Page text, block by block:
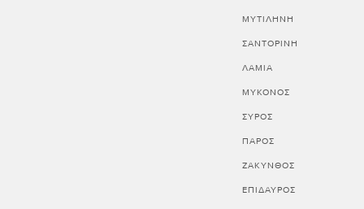
ΜΥΤΙΛΗΝΗ
ΣΑΝΤΟΡΙΝΗ
ΛΑΜΙΑ
ΜΥΚΟΝΟΣ
ΣΥΡΟΣ
ΠΑΡΟΣ
ΖΑΚΥΝΘΟΣ
ΕΠΙΔΑΥΡΟΣ